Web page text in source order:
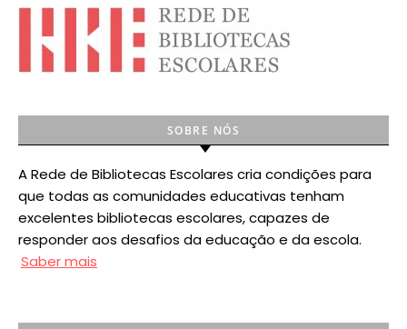
SOBRE NÓS
A Rede de Bibliotecas Escolares cria condições para
que todas as comunidades educativas tenham
excelentes bibliotecas escolares, capazes de
responder aos desafios da educação e da escola.
Saber mais